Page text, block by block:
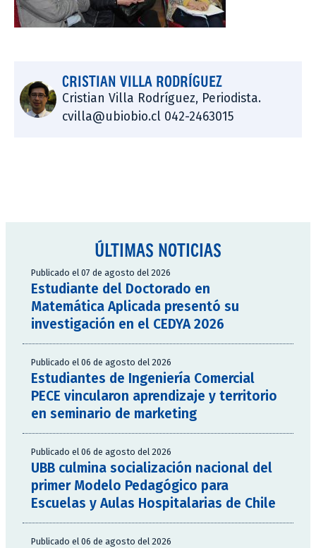
CRISTIAN VILLA RODRÍGUEZ
Cristian Villa Rodríguez, Periodista.
cvilla@ubiobio.cl 042-2463015
ÚLTIMAS NOTICIAS
Publicado el 07 de agosto del 2026
Estudiante del Doctorado en
Matemática Aplicada presentó su
investigación en el CEDYA 2026
Publicado el 06 de agosto del 2026
Estudiantes de Ingeniería Comercial
PECE vincularon aprendizaje y territorio
en seminario de marketing
Publicado el 06 de agosto del 2026
UBB culmina socialización nacional del
primer Modelo Pedagógico para
Escuelas y Aulas Hospitalarias de Chile
Publicado el 06 de agosto del 2026